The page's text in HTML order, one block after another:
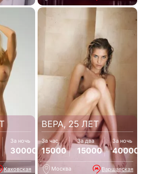
За ночь
30000
Каховская
ВЕРА, 25 ЛЕТ
За час
15000
За два
15000
За ночь
40000
Москва Варшавская